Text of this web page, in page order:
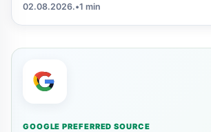
02.08.2026.•1 min
GOOGLE PREFERRED SOURCE